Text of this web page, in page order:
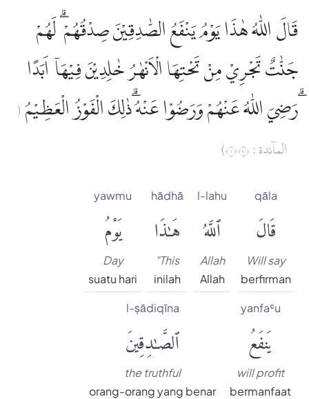
قَالَ اللّٰهُ هٰذَا يَوْمُ يَنْفَعُ الصّٰدِقِيْنَ صِدْقُهُمْ ۗ لَهُمْ
جَنّٰتٌ تَجْرِيْ مِنْ تَحْتِهَا الْاَنْهٰرُ خٰلِدِيْنَ فِيْهَآ اَبَدًا
ۗرَضِيَ اللّٰهُ عَنْهُمْ وَرَضُوْا عَنْهُ ۗذٰلِكَ الْفَوْزُ الْعَظِيْمُ (
الماۤئدة : ١١٩)
qāla
قَالَ
Will say
berfirman
l-lahu
ٱللَّهُ
Allah
Allah
hādhā
هَٰذَا
"This
inilah
yawmu
يَوْمُ
Day
suatu hari
yanfaʿu
يَنفَعُ
will profit
bermanfaat
l-ṣādiqīna
ٱلصَّٰدِقِينَ
the truthful
orang-orang yang benar